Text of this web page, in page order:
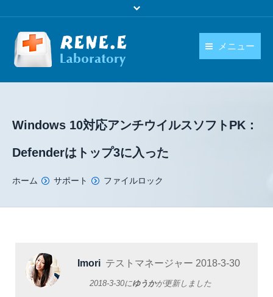
メニュー
日本語
Windows 10対応アンチウイルスソフトPK：
Defenderはトップ3に入った
You are here:
ホーム サポート ファイルロック
Imori テストマネージャー 2018-3-30
2018-3-30にゆうかが更新しました